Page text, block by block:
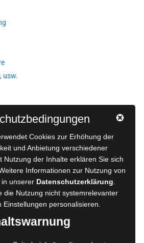
usw.
Cookies zur Erhöhung der
und Anbietung verschiedener
Nutzung der Inhalte erklären Sie sich
Informationen zur Nutzung von
unserer Datenschutzerklärung
die Nutzung nicht systemrelevanter
Einstellungen personalisieren.